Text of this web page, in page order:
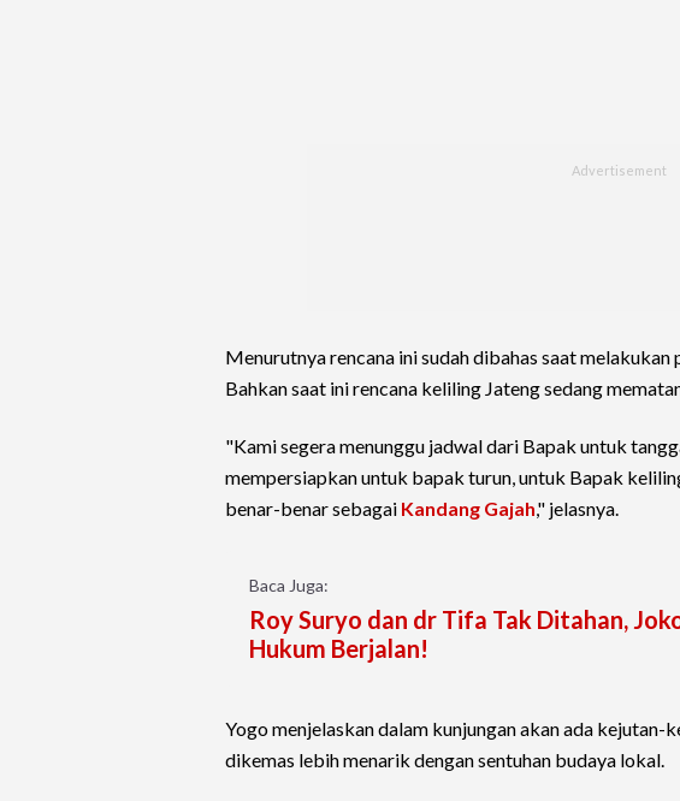
Menurutnya rencana ini sudah dibahas saat
Bahkan saat ini rencana keliling Jateng sedang
"Kami segera menunggu jadwal dari Bapak untuk
mempersiapkan untuk bapak turun, untuk Bapak
benar-benar sebagai Kandang Gajah," jelasnya.
Baca Juga:
Roy Suryo dan dr Tifa Tak Ditahan,
Hukum Berjalan!
Yogo menjelaskan dalam kunjungan akan ada
dikemas lebih menarik dengan sentuhan budaya lokal.